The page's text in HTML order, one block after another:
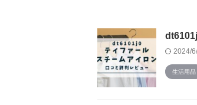
2024/
生活用品